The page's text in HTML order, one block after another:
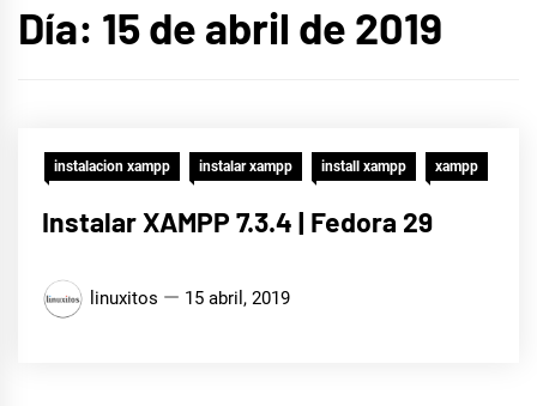
Día: 15 de abril de 2019
instalacion xampp instalar xampp install xampp xampp
Instalar XAMPP 7.3.4 | Fedora 29
linuxitos 15 abril, 2019